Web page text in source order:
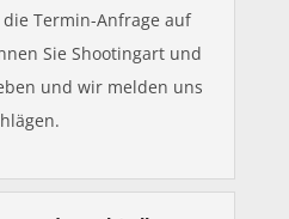
Termin-Anfrage auf
Sie Shootingart und
und wir melden uns